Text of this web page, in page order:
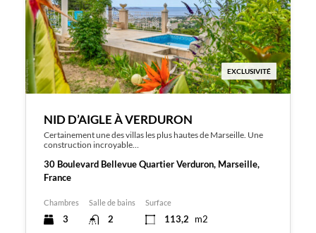
EXCLUSIVITÉ
NID D’AIGLE À VERDURON
Certainement une des villas les plus hautes de Marseille. Une
construction incroyable…
30 Boulevard Bellevue Quartier Verduron, Marseille,
France
Chambres
3
Salle de bains
2
Surface
113,2 m2